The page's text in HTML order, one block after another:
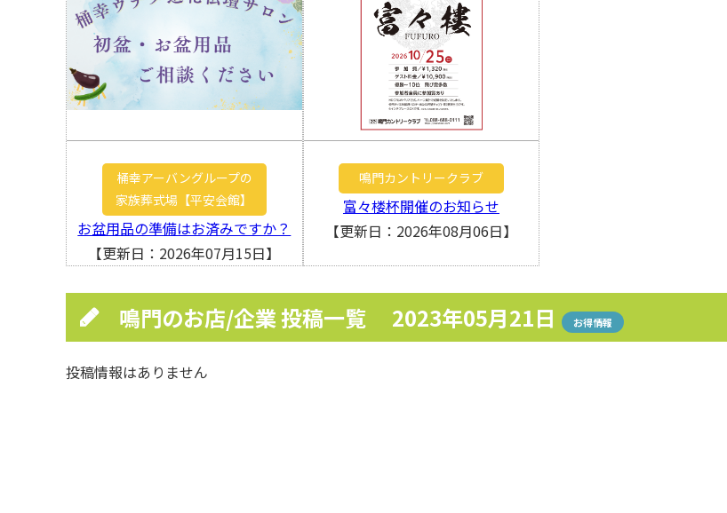
桶幸アーバングループの
家族葬式場【平安会館】
お盆用品の準備はお済みですか？
【更新日：2026年07月15日】
鳴門カントリークラブ
富々楼杯開催のお知らせ
【更新日：2026年08月06日】
鳴門のお店/企業 投稿一覧 2023年05月21日 お得情報
投稿情報はありません